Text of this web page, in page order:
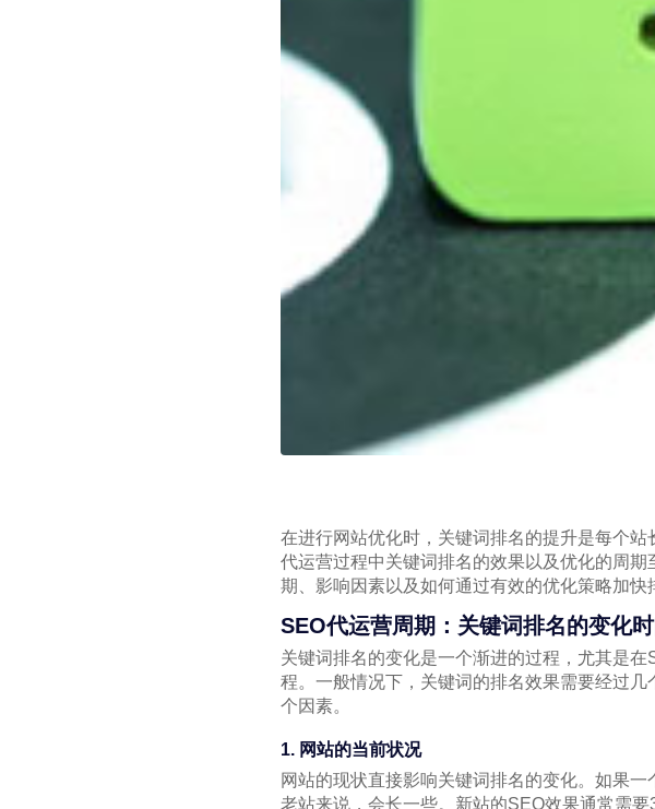
在进行网站优化时，关键词排名的提升是每个
代运营过程中关键词排名的效果以及优化的周
期、影响因素以及如何通过有效的优化策略加快
SEO代运营周期：关键词排名的变化
关键词排名的变化是一个渐进的过程，尤其是在
程。一般情况下，关键词的排名效果需要经过
个因素。
1. 网站的当前状况
网站的现状直接影响关键词排名的变化。如果
老站来说，会长一些。新站的SEO效果通常需